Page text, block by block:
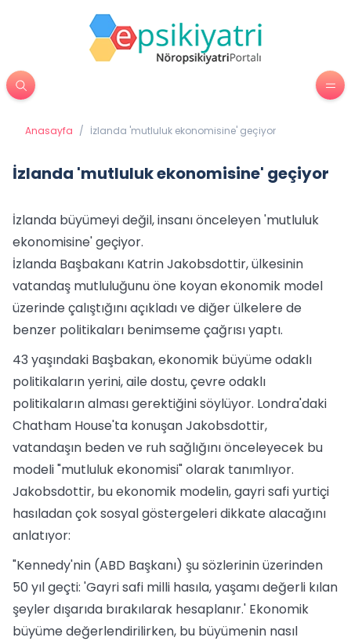
Anasayfa / İzlanda 'mutluluk ekonomisine' geçiyor
İzlanda 'mutluluk ekonomisine' geçiyor
İzlanda büyümeyi değil, insanı önceleyen 'mutluluk
ekonomisine' geçiyor.
İzlanda Başbakanı Katrin Jakobsdottir, ülkesinin
vatandaş mutluluğunu öne koyan ekonomik model
üzerinde çalıştığını açıkladı ve diğer ülkelere de
benzer politikaları benimseme çağrısı yaptı.
43 yaşındaki Başbakan, ekonomik büyüme odaklı
politikaların yerini, aile dostu, çevre odaklı
politikaların alması gerektiğini söylüyor. Londra'daki
Chatham House'ta konuşan Jakobsdottir,
vatandaşın beden ve ruh sağlığını önceleyecek bu
modeli "mutluluk ekonomisi" olarak tanımlıyor.
Jakobsdottir, bu ekonomik modelin, gayri safi yurtiçi
hasıladan çok sosyal göstergeleri dikkate alacağını
anlatıyor:
"Kennedy'nin (ABD Başkanı) şu sözlerinin üzerinden
50 yıl geçti: 'Gayri safi milli hasıla, yaşamı değerli kılan
şeyler dışarıda bırakılarak hesaplanır.' Ekonomik
büyüme değerlendirilirken, bu büyümenin nasıl